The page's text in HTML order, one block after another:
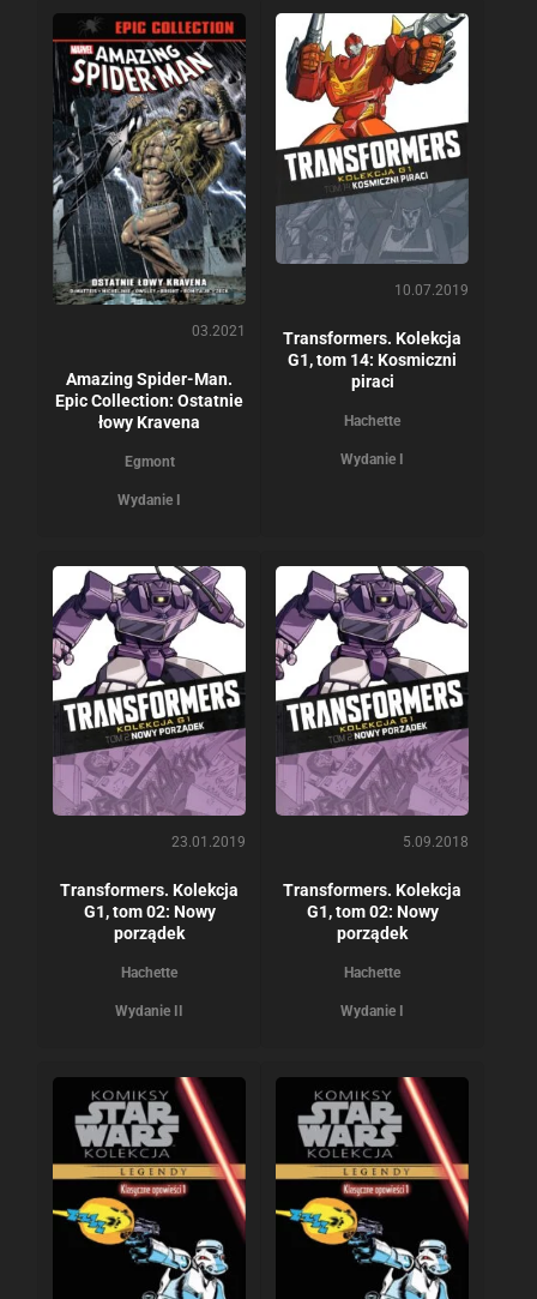
03.2021
Amazing Spider-Man.
Epic Collection: Ostatnie
łowy Kravena
Egmont
Wydanie I
10.07.2019
Transformers. Kolekcja
G1, tom 14: Kosmiczni
piraci
Hachette
Wydanie I
23.01.2019
Transformers. Kolekcja
G1, tom 02: Nowy
porządek
Hachette
Wydanie II
5.09.2018
Transformers. Kolekcja
G1, tom 02: Nowy
porządek
Hachette
Wydanie I